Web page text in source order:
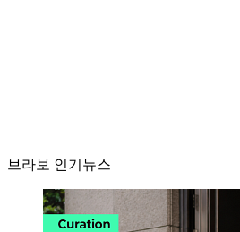
브라보 인기뉴스